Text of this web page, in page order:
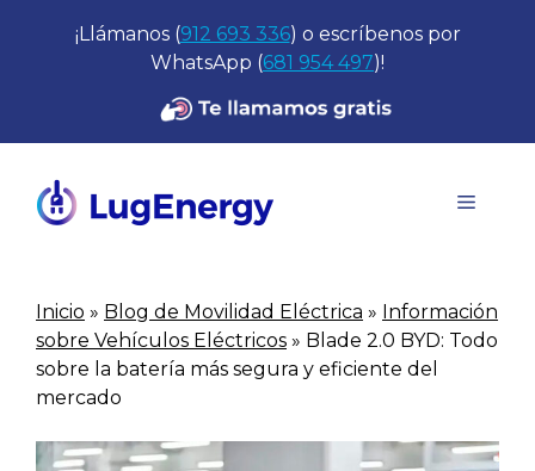
¡Llámanos (912 693 336) o escríbenos por
WhatsApp (681 954 497)!
Menú
Inicio » Blog de Movilidad Eléctrica » Información
sobre Vehículos Eléctricos » Blade 2.0 BYD: Todo
sobre la batería más segura y eficiente del
mercado